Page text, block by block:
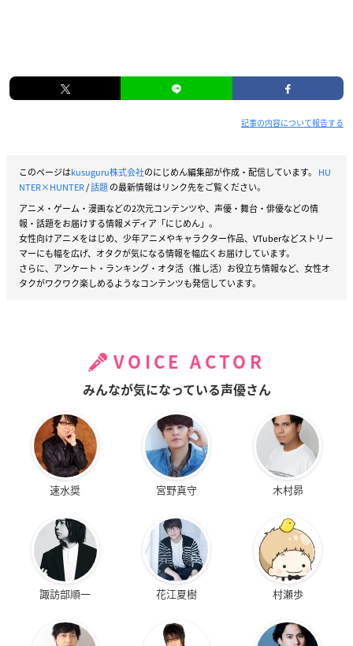
記事の内容について報告する
このページはkusuguru株式会社のにじめん編集部が作成・配信しています。 HU
NTER×HUNTER/話題の最新情報はリンク先をご覧ください。
アニメ・ゲーム・漫画などの2次元コンテンツや、声優・舞台・俳優などの情
報・話題をお届けする情報メディア「にじめん」。
女性向けアニメをはじめ、少年アニメやキャラクター作品、VTuberなどストリー
マーにも幅を広げ、オタクが気になる情報を幅広くお届けしています。
さらに、アンケート・ランキング・オタ活（推し活）お役立ち情報など、女性オ
タクがワクワク楽しめるようなコンテンツも発信しています。
VOICE ACTOR
みんなが気になっている声優さん
速水奨 宮野真守 木村昴
諏訪部順一 花江夏樹 村瀬歩